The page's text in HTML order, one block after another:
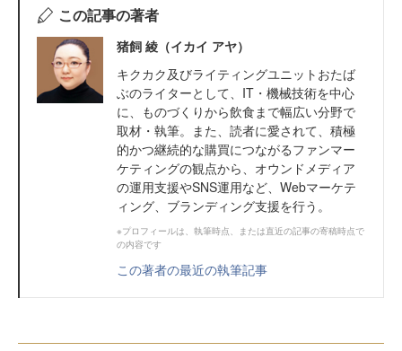
この記事の著者
猪飼 綾（イカイ アヤ）
キクカク及びライティングユニットおたば
ぶのライターとして、IT・機械技術を中心
に、ものづくりから飲食まで幅広い分野で
取材・執筆。また、読者に愛されて、積極
的かつ継続的な購買につながるファンマー
ケティングの観点から、オウンドメディア
の運用支援やSNS運用など、Webマーケテ
ィング、ブランディング支援を行う。
※プロフィールは、執筆時点、または直近の記事の寄稿時点で
の内容です
この著者の最近の執筆記事